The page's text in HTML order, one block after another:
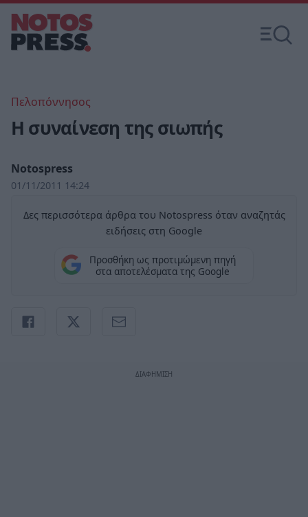
Πελοπόννησος
Η συναίνεση της σιωπής
Notospress
01/11/2011 14:24
Δες περισσότερα άρθρα του Notospress όταν αναζητάς
ειδήσεις στη Google
Προσθήκη ως προτιμώμενη πηγή
στα αποτελέσματα της Google